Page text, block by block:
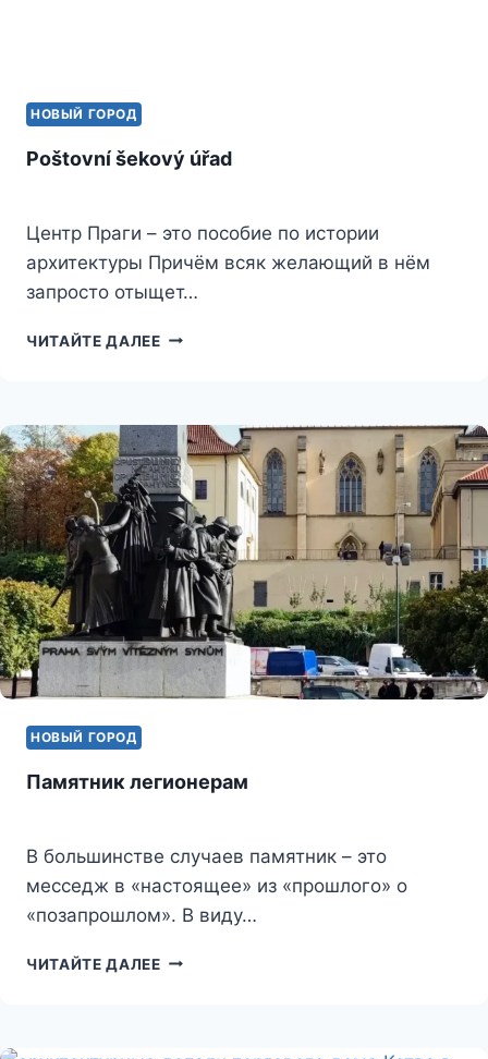
НОВЫЙ ГОРОД
Poštovní šekový úřad
Центр Праги – это пособие по истории
архитектуры Причём всяк желающий в нём
запросто отыщет…
ЧИТАЙТЕ ДАЛЕЕPOŠTOVNÍ
НОВЫЙ ГОРОД
Памятник легионерам
В большинстве случаев памятник – это
месседж в «настоящее» из «прошлого» о
«позапрошлом». В виду…
ЧИТАЙТЕ ДАЛЕЕПАМЯТНИК